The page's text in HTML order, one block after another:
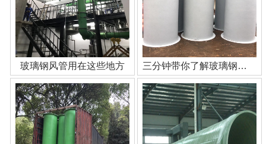
玻璃钢风管用在这些地方 三分钟带你了解玻璃钢管道